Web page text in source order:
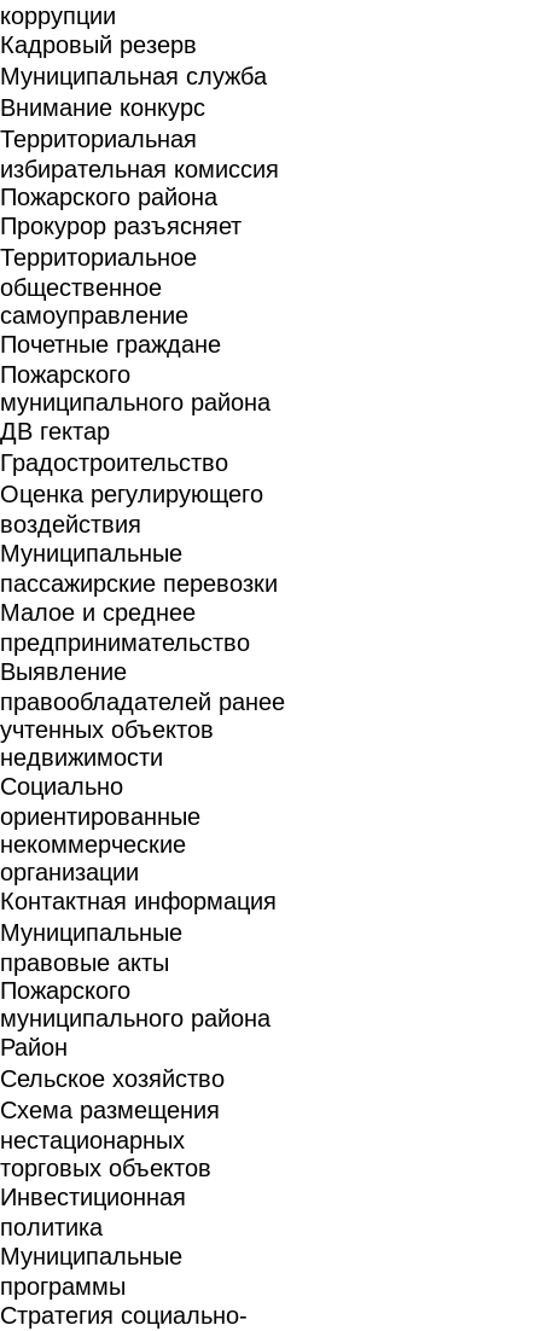
коррупции
Кадровый резерв
Муниципальная служба
Внимание конкурс
Территориальная
избирательная комиссия
Пожарского района
Прокурор разъясняет
Территориальное
общественное
самоуправление
Почетные граждане
Пожарского
муниципального района
ДВ гектар
Градостроительство
Оценка регулирующего
воздействия
Муниципальные
пассажирские перевозки
Малое и среднее
предпринимательство
Выявление
правообладателей ранее
учтенных объектов
недвижимости
Социально
ориентированные
некоммерческие
организации
Контактная информация
Муниципальные
правовые акты
Пожарского
муниципального района
Район
Сельское хозяйство
Схема размещения
нестационарных
торговых объектов
Инвестиционная
политика
Муниципальные
программы
Стратегия социально-